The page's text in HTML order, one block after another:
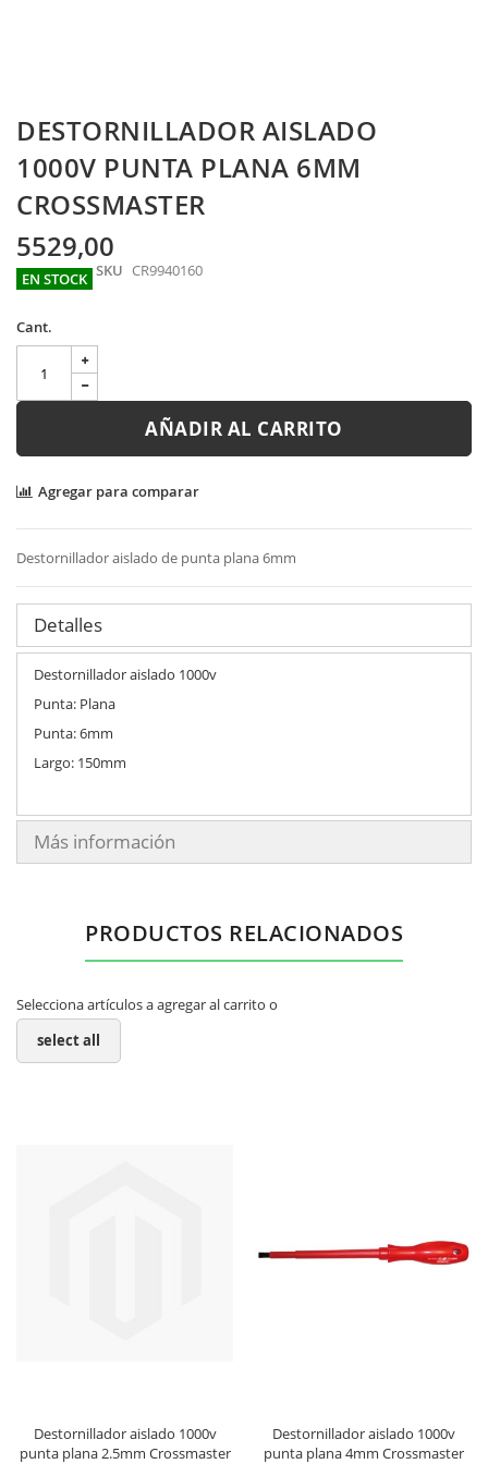
Skip
to
the
beginning
of
the
images
gallery
DESTORNILLADOR AISLADO
1000V PUNTA PLANA 6MM
CROSSMASTER
5529,00
EN STOCK SKU CR9940160
Cant.
AÑADIR AL CARRITO
Agregar para comparar
Destornillador aislado de punta plana 6mm
Detalles
Destornillador aislado 1000v
Punta: Plana
Punta: 6mm
Largo: 150mm
Más información
PRODUCTOS RELACIONADOS
Selecciona artículos a agregar al carrito o
select all
Destornillador aislado 1000v
punta plana 2.5mm Crossmaster
Destornillador aislado 1000v
punta plana 4mm Crossmaster